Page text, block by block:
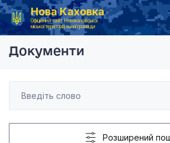
Нова Каховка
Офіційний сайт Новокаховської
міської територіальної громади
Головна Рішення Новокаховської
Документи
Розширений